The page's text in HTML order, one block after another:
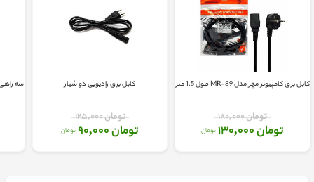
کابل برق کامپیوتر مچر مدل MR-89 طول 1.5 متر
تومان 180,000
تومان 130,000 تومان
کابل برق رادیویی دو شیار
تومان 125,000
تومان 90,000 تومان